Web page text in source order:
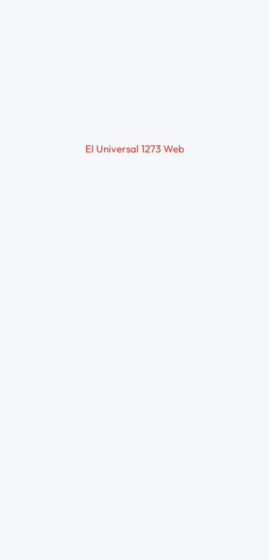
El Universal 1273 Web